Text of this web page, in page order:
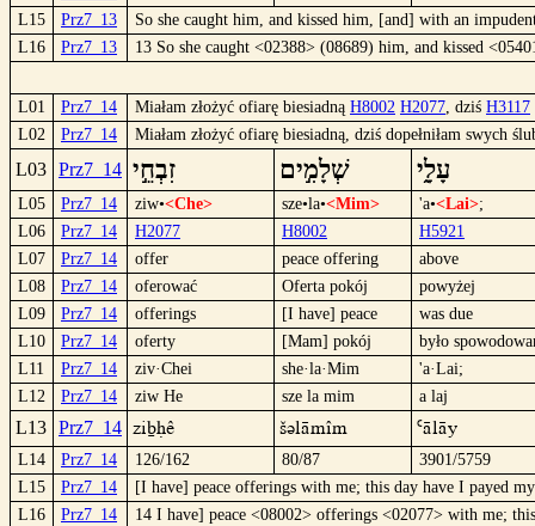
L15
Prz7_13
So she caught him, and kissed him, [and] with an
L16
Prz7_13 13 So she caught <02388> (08689) him, and kissed
L01 Prz7_14 Miałam złożyć ofiarę biesiadną H8002 H2077, dziś H3117
L02
Prz7_14 Miałam złożyć ofiarę biesiadną, dziś dopełniłam swych
L03 Prz7_14 זִבְחֵ֣י שְׁלָמִ֣ים עָלָ֑י
L05 Prz7_14 ziw•<Che> sze•la•<Mim> 'a•<Lai>;
L06
Prz7_14 H2077 H8002
H5921
L07
Prz7_14 offer peace offering
above
L08
Prz7_14 oferować Oferta pokój
powyżej
L09
Prz7_14 offerings [I have] peace
was due
L10
Prz7_14 oferty [Mam] pokój
było
L11
Prz7_14 ziv·Chei she·la·Mim
'a·Lai;
L12
Prz7_14 ziw He sze la mim a laj
L13 Prz7_14 zibHê šülämîm `äläy
L14 Prz7_14 126/162 80/87
3901/5759
L15
Prz7_14
[I have] peace offerings with me; this day have I payed
L16
Prz7_14 14 I have] peace <08002> offerings <02077> with me;